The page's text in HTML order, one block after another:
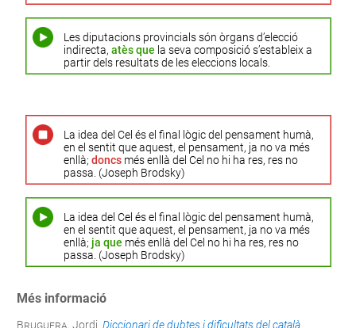
Les diputacions provincials són òrgans d’elecció
indirecta, atès que la seva composició s’estableix a
partir dels resultats de les eleccions locals.
La idea del Cel és el final lògic del pensament humà,
en el sentit que aquest, el pensament, ja no va més
enllà; doncsmés enllà del Cel no hi ha res, res no
passa. (Joseph Brodsky)
La idea del Cel és el final lògic del pensament humà,
en el sentit que aquest, el pensament, ja no va més
enllà; ja que més enllà del Cel no hi ha res, res no
passa. (Joseph Brodsky)
Més informació
Bruguera, Jordi.Diccionari de dubtes i dificultats del català